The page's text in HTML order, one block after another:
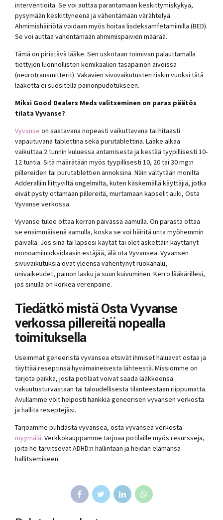
interventioita. Se voi auttaa parantamaan keskittymiskykyä,
pysymään keskittyneenä ja vähentämään värähtelyä.
Ahmimishäiriötä voidaan myös hoitaa lisdeksamfetamiinilla (BED).
Se voi auttaa vähentämään ahmimispäivien määrää.
Tämä on piristävä lääke. Sen uskotaan toimivan palauttamalla
tiettyjen luonnollisten kemikaalien tasapainon aivoissa
(neurotransmitterit). Vakavien sivuvaikutusten riskin vuoksi tätä
lääkettä ei suositella painonpudotukseen.
Miksi Good Dealers Meds valitseminen on paras päätös
tilata Vyvanse?
Vyvanse on saatavana nopeasti vaikuttavana tai hitaasti
vapautuvana tablettina sekä purutablettina. Lääke alkaa
vaikuttaa 2 tunnin kuluessa antamisesta ja kestää tyypillisesti 10-
12 tuntia. Sitä määrätään myös tyypillisesti 10, 20 tai 30 mg:n
pillereiden tai purutablettien annoksina. Näin vältytään monilta
Adderalliin liittyviltä ongelmilta, kuten käskemällä käyttäjiä, jotka
eivät pysty ottamaan pillereitä, murtamaan kapselit auki, Osta
Vyvanse verkossa.
Vyvanse tulee ottaa kerran päivässä aamulla. On parasta ottaa
se ensimmäisenä aamulla, koska se voi häiritä unta myöhemmin
päivällä. Jos sinä tai lapsesi käytät tai olet äskettäin käyttänyt
monoamiinioksidaasin estäjää, älä ota Vyvansea. Vyvansen
sivuvaikutuksia ovat yleensä vähentynyt ruokahalu,
univaikeudet, painon lasku ja suun kuivuminen. Kerro lääkärillesi,
jos sinulla on korkea verenpaine.
Tiedätkö mistä Osta Vyvanse
verkossa pillereitä nopealla
toimituksella
Useimmat geneeristä vyvansea etsivät ihmiset haluavat ostaa ja
täyttää reseptinsä hyvämaineisesta lähteestä. Missiomme on
tarjota paikka, josta potilaat voivat saada lääkkeensä
vakuutusturvastaan ​​tai taloudellisesta tilanteestaan ​​riippumatta.
Avullamme voit helposti hankkia geneerisen vyvansen verkosta
ja hallita reseptejäsi.
Tarjoamme puhdasta vyvansea, osta vyvansea verkosta
myymälä. Verkkokauppamme tarjoaa potilaille myös resursseja,
joita he tarvitsevat ADHD:n hallintaan ja heidän elämänsä
hallitsemiseen.